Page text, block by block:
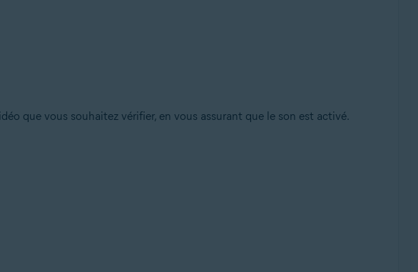
que vous souhaitez vérifier, en vous assurant que le son est activé.